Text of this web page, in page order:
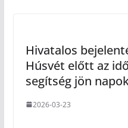
Hivatalos
Húsvét előtt az
segítség jön
2026-03-23